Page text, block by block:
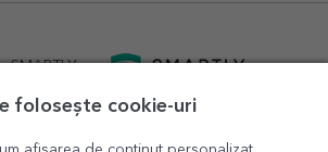
SMARTLY.ro
folosește cookie-uri